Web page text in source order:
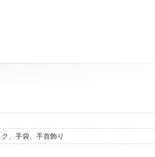
、手袋、手首飾り